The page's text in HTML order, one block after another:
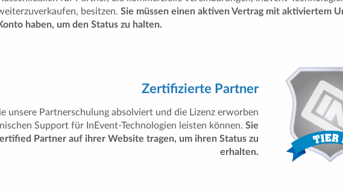
besitzen.Sie müssen einen aktiven Vertrag mit aktiviertem
haben, um den Status zu halten.
Zertifizierte Partner
unsere Partnerschulung absolviert und die Lizenz erworben
Support für InEvent-Technologien leisten können.Sie
Partner auf ihrer Website tragen, um ihren Status zu
erhalten.